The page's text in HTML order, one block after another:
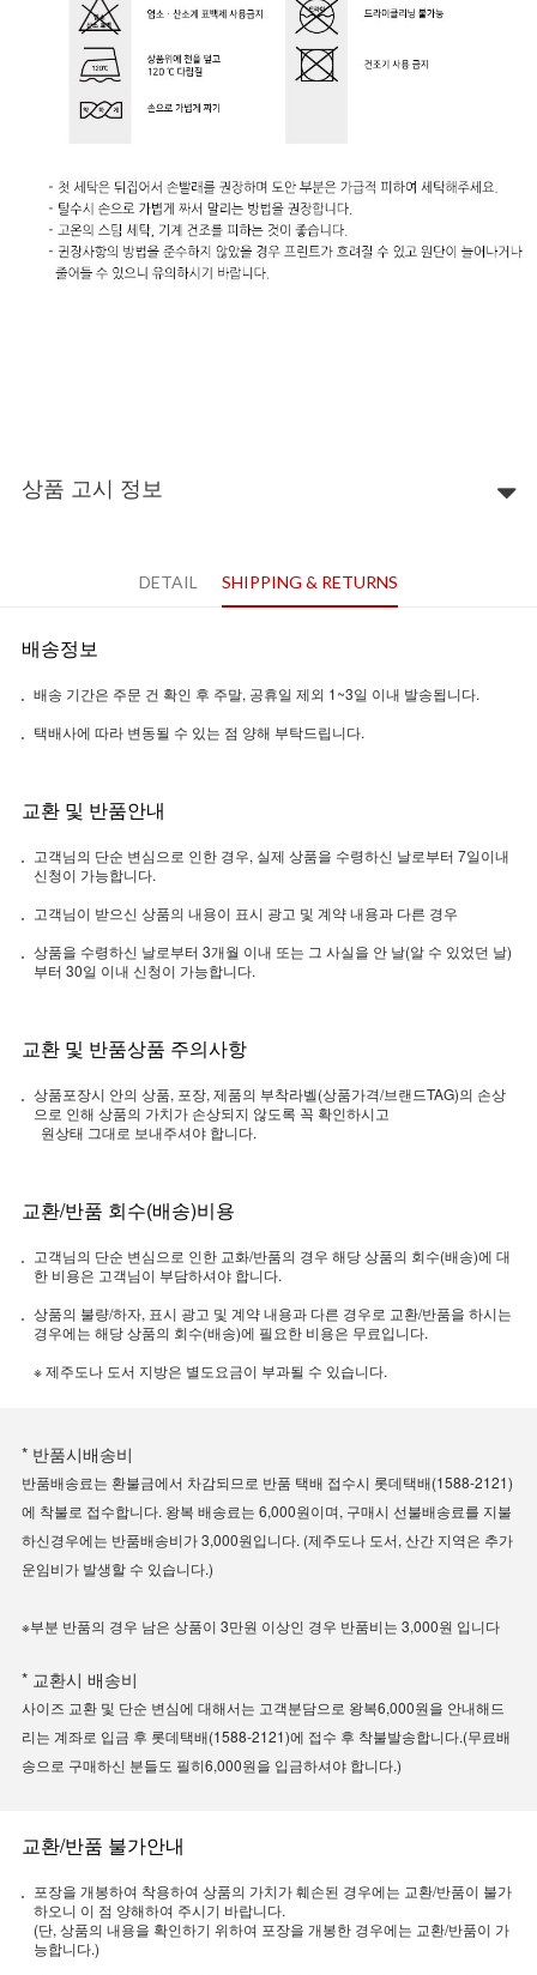
상품 고시 정보
DETAIL SHIPPING & RETURNS
배송정보
배송 기간은 주문 건 확인 후 주말, 공휴일 제외 1~3일 이내 발송됩니다.
택배사에 따라 변동될 수 있는 점 양해 부탁드립니다.
교환 및 반품안내
고객님의 단순 변심으로 인한 경우, 실제 상품을 수령하신 날로부터 7일이내
신청이 가능합니다.
고객님이 받으신 상품의 내용이 표시 광고 및 계약 내용과 다른 경우
상품을 수령하신 날로부터 3개월 이내 또는 그 사실을 안 날(알 수 있었던 날)
부터 30일 이내 신청이 가능합니다.
교환 및 반품상품 주의사항
상품포장시 안의 상품, 포장, 제품의 부착라벨(상품가격/브랜드TAG)의 손상
으로 인해 상품의 가치가 손상되지 않도록 꼭 확인하시고
원상태 그대로 보내주셔야 합니다.
교환/반품 회수(배송)비용
고객님의 단순 변심으로 인한 교화/반품의 경우 해당 상품의 회수(배송)에 대
한 비용은 고객님이 부담하셔야 합니다.
상품의 불량/하자, 표시 광고 및 계약 내용과 다른 경우로 교환/반품을 하시는
경우에는 해당 상품의 회수(배송)에 필요한 비용은 무료입니다.
※ 제주도나 도서 지방은 별도요금이 부과될 수 있습니다.
* 반품시배송비
반품배송료는 환불금에서 차감되므로 반품 택배 접수시 롯데택배(1588-2121)
에 착불로 접수합니다. 왕복 배송료는 6,000원이며, 구매시 선불배송료를 지불
하신경우에는 반품배송비가 3,000원입니다. (제주도나 도서, 산간 지역은 추가
운임비가 발생할 수 있습니다.)
※부분 반품의 경우 남은 상품이 3만원 이상인 경우 반품비는 3,000원 입니다
* 교환시 배송비
사이즈 교환 및 단순 변심에 대해서는 고객분담으로 왕복6,000원을 안내해드
리는 계좌로 입금 후 롯데택배(1588-2121)에 접수 후 착불발송합니다.(무료배
송으로 구매하신 분들도 필히6,000원을 입금하셔야 합니다.)
교환/반품 불가안내
포장을 개봉하여 착용하여 상품의 가치가 훼손된 경우에는 교환/반품이 불가
하오니 이 점 양해하여 주시기 바랍니다.
(단, 상품의 내용을 확인하기 위하여 포장을 개봉한 경우에는 교환/반품이 가
능합니다.)